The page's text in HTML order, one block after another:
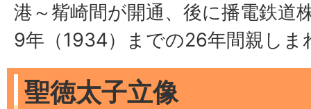
港～觜崎間が開通、後に播電鉄道
9年（1934）までの26年間親しま
聖徳太子立像